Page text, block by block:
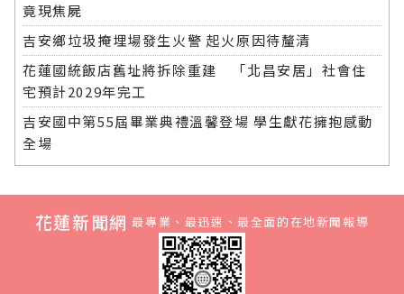
竟現焦屍
吉安鄉垃圾掩埋場發生火警 起火原因待釐清
花蓮國統飯店舊址將拆除重建 「北昌安居」社會住
宅預計2029年完工
吉安國中第55屆畢業典禮溫馨登場 學生獻花擁抱感動
全場
花蓮新聞網 最專業、最迅速、最全面的在地新聞報導